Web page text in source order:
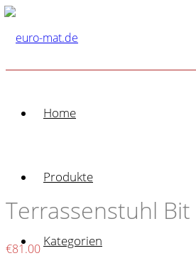
Home
Produkte
Kategorien
Terrassenstuhl
€81.00